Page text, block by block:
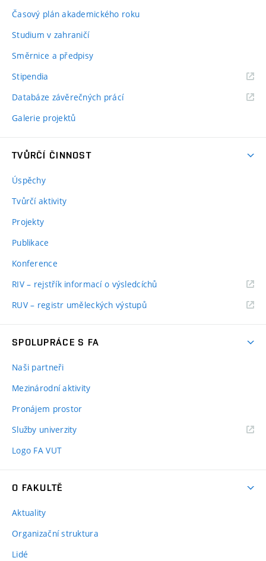
Časový plán akademického roku
Studium v zahraničí
Směrnice a předpisy
Stipendia
Databáze závěrečných prácí
Galerie projektů
TVŮRČÍ ČINNOST
Úspěchy
Tvůrčí aktivity
Projekty
Publikace
Konference
RIV – rejstřík informací o výsledcíchů
RUV – registr uměleckých výstupů
SPOLUPRÁCE S FA
Naši partneři
Mezinárodní aktivity
Pronájem prostor
Služby univerzity
Logo FA VUT
O FAKULTĚ
Aktuality
Organizační struktura
Lidé